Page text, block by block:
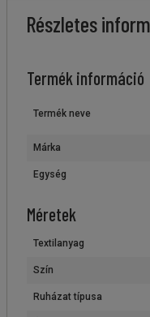
Részletes
Termék információ
Termék neve
Márka
Egység
Méretek
Textilanyag
Szín
Ruházat típusa